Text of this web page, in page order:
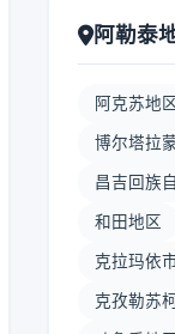
阿勒泰
阿克苏地
博尔塔拉
昌吉回族
和田地区
克拉玛依
克孜勒苏